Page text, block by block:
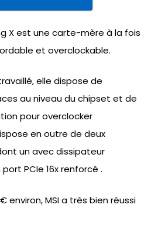
X est une carte-mère à la fois
et overclockable.
elle dispose de
au niveau du chipset et de
pour overclocker
en outre de deux
un avec dissipateur
PCIe 16x renforcé .
environ, MSI a très bien réussi